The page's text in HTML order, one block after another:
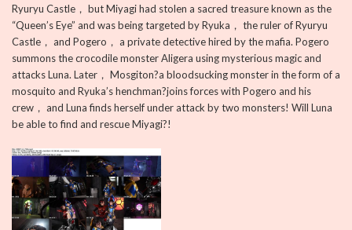
Ryuryu Castle， but Miyagi had stolen a sacred treasure known as the
“Queen’s Eye” and was being targeted by Ryuka， the ruler of Ryuryu
Castle， and Pogero， a private detective hired by the mafia. Pogero
summons the crocodile monster Aligera using mysterious magic and
attacks Luna. Later， Mosgiton?a bloodsucking monster in the form of a
mosquito and Ryuka’s henchman?joins forces with Pogero and his
crew， and Luna finds herself under attack by two monsters! Will Luna
be able to find and rescue Miyagi?!